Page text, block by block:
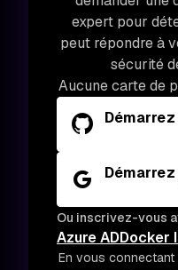
expert pour
peut répondre à
sécurité
Aucune carte de
Ou inscrivez-vous
Azure ADDocker
En vous